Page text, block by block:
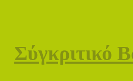
Σύγκριτικό